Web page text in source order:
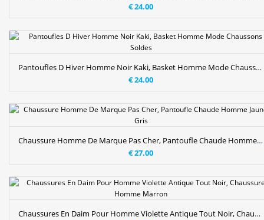
€ 24.00
Pantoufles D Hiver Homme Noir Kaki, Basket Homme Mode Chaussons Soldes
€ 24.00
Chaussure Homme De Marque Pas Cher, Pantoufle Chaude Homme Jaune Gris
€ 27.00
Chaussures En Daim Pour Homme Violette Antique Tout Noir, Chaussure Homme Marron